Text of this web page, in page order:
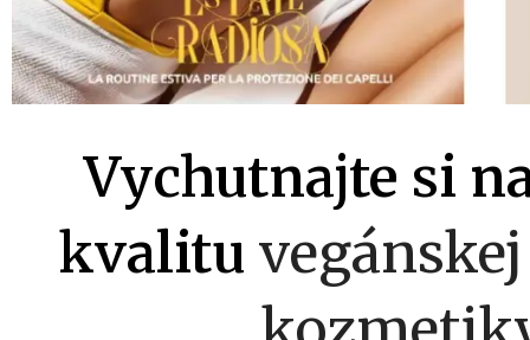
Vychutnajte si
kvalitu